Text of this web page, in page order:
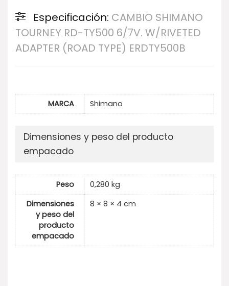
Especificación: CAMBIO SHIMANO
TOURNEY RD-TY500 6/7V. W/RIVETED
ADAPTER (ROAD TYPE) ERDTY500B
MARCA Shimano
Dimensiones y peso del producto
empacado
Peso
0,280 kg
Dimensiones
y peso del
producto
empacado
8 × 8 × 4 cm